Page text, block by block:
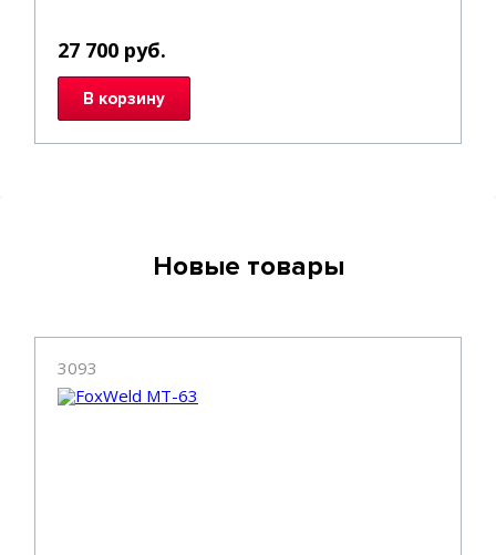
27 700 руб.
В корзину
Новые товары
3093